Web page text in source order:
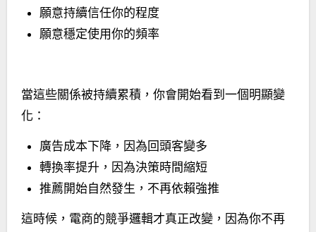
願意持續信任你的程度
願意穩定使用你的頻率
當這些關係被持續累積，你會開始看到一個明顯變
化：
廣告成本下降，因為回頭客變多
轉換率提升，因為決策時間縮短
推薦開始自然發生，不再依賴強推
這時候，電商的競爭邏輯才真正改變，因為你不再